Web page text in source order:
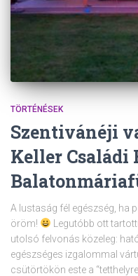
TÖRTÉNÉSEK
Szentivánéji
Keller Családi
A lustaság fél egészség, ha
öröm!
Legutóbb ott
utolsó felvonás közeleg:
egészséges izgalommal
csütörtökön este a